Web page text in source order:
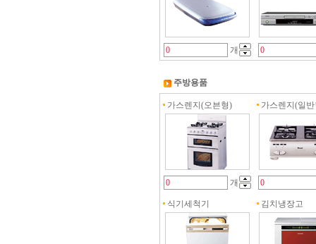
개
주방용품
가스렌지(오븐형) 가스렌지(일
개
식기세척기 김치냉장고